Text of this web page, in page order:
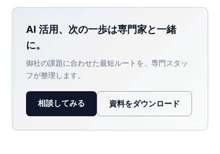
AI 活用、次の一歩は専門家と一緒
に。
御社の課題に合わせた最短ルートを、専門スタッ
フが整理します。
相談してみる 資料をダウンロード